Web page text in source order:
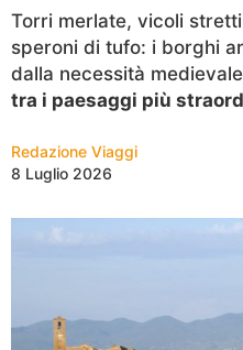
Torri merlate, vicoli
speroni di tufo: i borghi
dalla necessità
tra i paesaggi più
Redazione Viaggi
8 Luglio 2026